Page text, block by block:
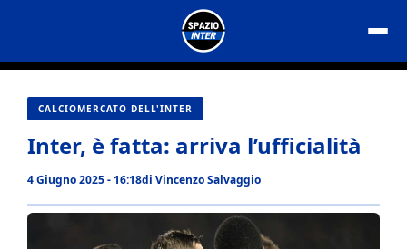
contenuto
CALCIOMERCATO DELL'INTER
Inter, è fatta: arriva l’ufficialità
4 Giugno 2025 - 16:18di Vincenzo Salvaggio